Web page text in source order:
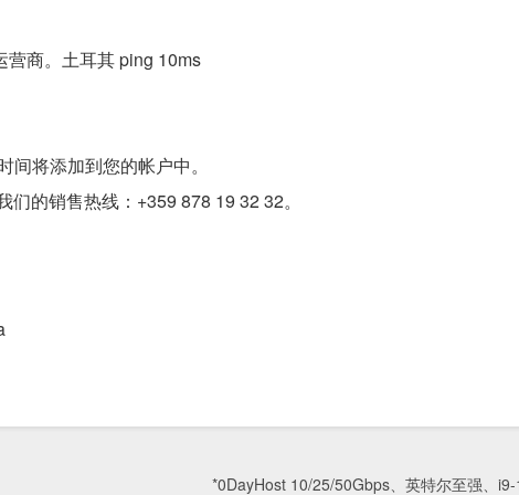
商。土耳其 ping 10ms
将添加到您的帐户中。
的销售热线：+359 878 19 32 32。
*0DayHost 10/25/50Gbps、英特尔至强、i9-